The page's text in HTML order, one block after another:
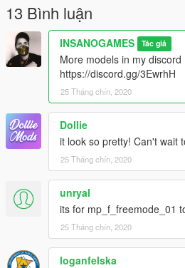
13 Bình luận
INSANOGAMES Tác giả
More models in my discord
https://discord.gg/3EwrhH
25 Tháng chín, 2020
Dollie
it look so pretty! Can't wait
25 Tháng chín, 2020
unryal
its for mp_f_freemode_01
25 Tháng chín, 2020
loganfelska